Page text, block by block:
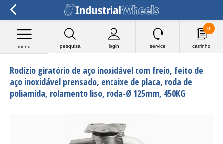
pesquisa login
menu service carrinho
0
Rodízio giratório de aço inoxidável com freio, feito de
aço inoxidável prensado, encaixe de placa, roda de
poliamida, rolamento liso, roda-Ø 125mm, 450KG